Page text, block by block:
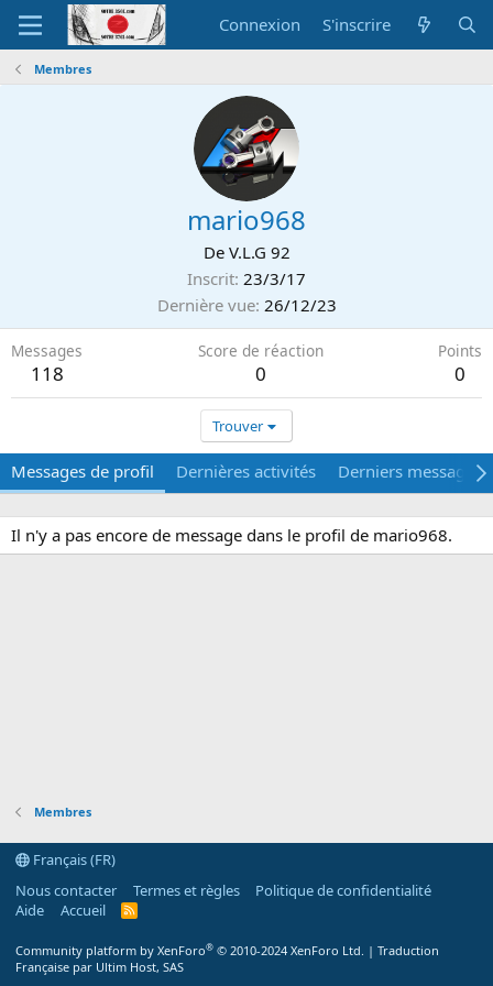
Connexion S'inscrire
Membres
mario968
De V.L.G 92
Inscrit 23/3/17
Dernière vue 26/12/23
Messages
118
Score de réaction
0
Points
0
Trouver
Messages de profil Dernières activités Derniers messages
Il n'y a pas encore de message dans le profil de mario968.
Membres
Français (FR)
Nous contacter
Termes et règles
Politique de confidentialité
Aide
Accueil
R
Community platform by XenForo® © 2010-2024 XenForo Ltd. | Traduction
Française par Ultim Host, SAS